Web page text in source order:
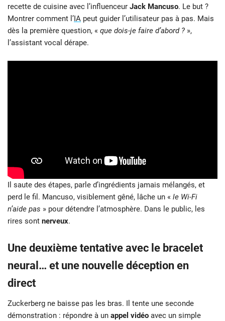
recette de cuisine avec l’influenceur Jack Mancuso. Le but ?
Montrer comment l’IA peut guider l’utilisateur pas à pas. Mais
dès la première question, « que dois-je faire d’abord ? »,
l’assistant vocal dérape.
Il saute des étapes, parle d’ingrédients jamais mélangés, et
perd le fil. Mancuso, visiblement gêné, lâche un « le Wi-Fi
n’aide pas » pour détendre l’atmosphère. Dans le public, les
rires sont nerveux.
Une deuxième tentative avec le bracelet
neural… et une nouvelle déception en
direct
Zuckerberg ne baisse pas les bras. Il tente une seconde
démonstration : répondre à un appel vidéo avec un simple